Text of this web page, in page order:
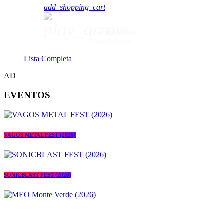
add_shopping_cart
Lista Completa
AD
EVENTOS
VAGOS METAL FEST (2026)
SONICBLAST FEST (2026)